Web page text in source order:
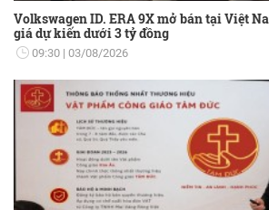
Volkswagen ID. ERA 9X mở bán tại Việt
giá dự kiến dưới 3 tỷ đồng
09:30 03/08/2026